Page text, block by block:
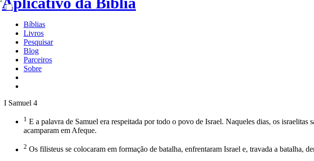
Bíblias
Livros
Pesquisar
Blog
Parceiros
Sobre
I Samuel 4
1 E a palavra de Samuel era respeitada por todo o povo de Israel. Naqueles dias, os
acamparam em Afeque.
2 Os filisteus se colocaram em formação de batalha, enfrentaram Israel e, travada a batalha,